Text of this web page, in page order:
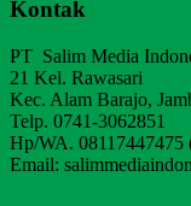
Kontak
PT Salim Media
21 Kel. Rawasari
Kec. Alam Barajo,
Telp. 0741-3062851
Hp/WA.
Email: